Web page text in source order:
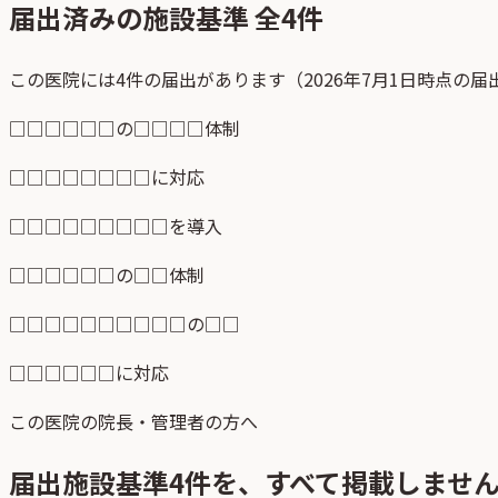
届出済みの施設基準 全4件
この医院には4件の届出があります（2026年7月1日時点の届
□□□□□□の□□□□体制
□□□□□□□□に対応
□□□□□□□□□を導入
□□□□□□の□□体制
□□□□□□□□□□の□□
□□□□□□に対応
この医院の院長・管理者の方へ
届出施設基準4件を、すべて掲載しませ